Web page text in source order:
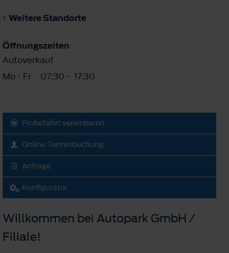
Weitere Standorte
Öffnungszeiten
Autoverkauf
Mo - Fr
07:30- 17:30
Probefahrt vereinbaren
Online Terminbuchung
Anfrage
Konfigurator
Willkommen bei Autopark GmbH /
Filiale!